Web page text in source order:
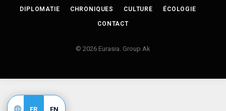
DIPLOMATIE CHRONIQUES CULTURE ÉCOLOGIE
CONTACT
© 2026 Eurasia. Group Ak
FR EN